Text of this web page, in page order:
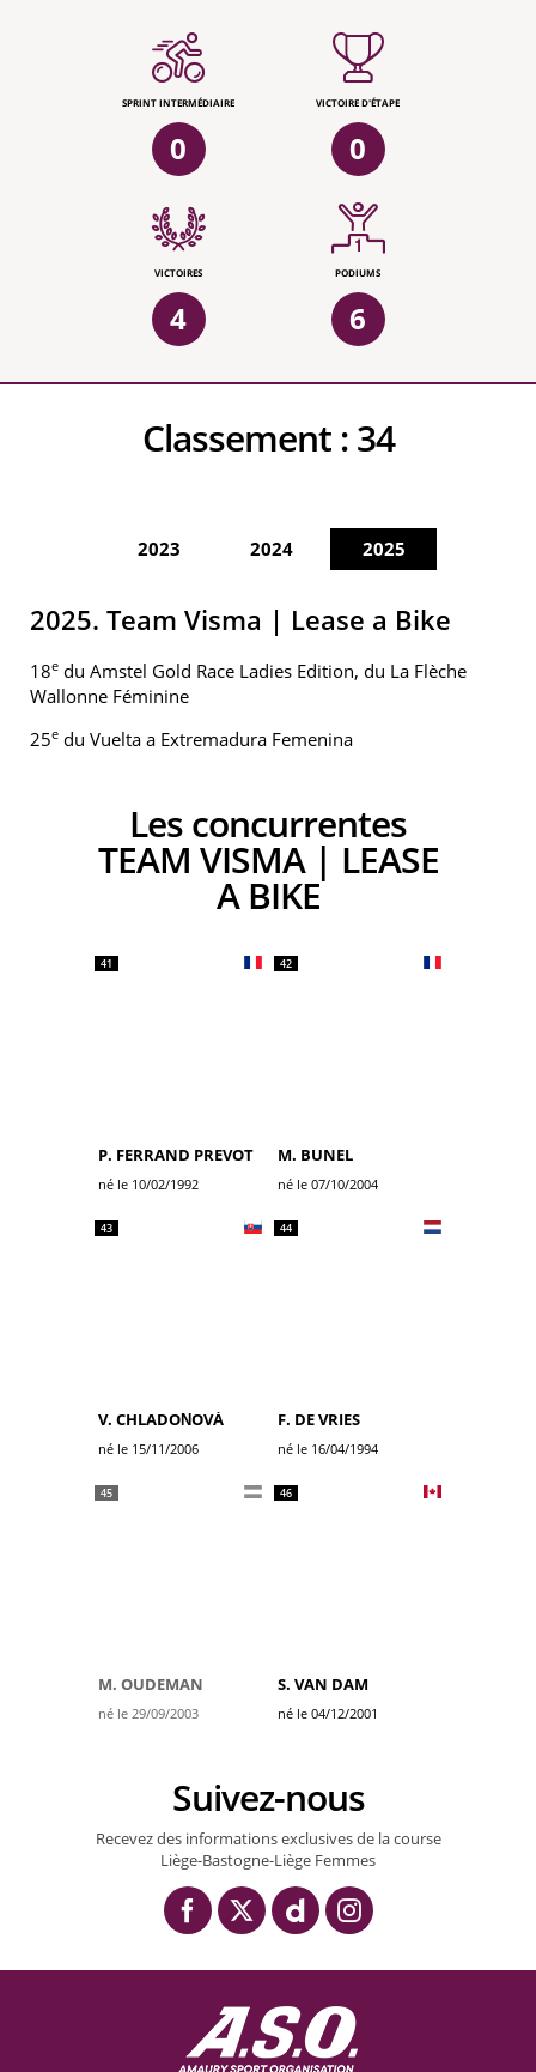
SPRINT INTERMÉDIAIRE
0
VICTOIRE D'ÉTAPE
0
VICTOIRES
4
PODIUMS
6
Classement :34
2023 2024 2025
2025. Team Visma | Lease a Bike
18e du Amstel Gold Race Ladies Edition, du La Flèche
Wallonne Féminine
25e du Vuelta a Extremadura Femenina
Les concurrentes
TEAM VISMA | LEASE
A BIKE
41
P. FERRAND PREVOT
né le 10/02/1992
42
M. BUNEL
né le 07/10/2004
43
V. CHLADOŇOVÁ
né le 15/11/2006
44
F. DE VRIES
né le 16/04/1994
45
M. OUDEMAN
né le 29/09/2003
46
S. VAN DAM
né le 04/12/2001
Suivez-nous
Recevez des informations exclusives de la course
Liège-Bastogne-Liège Femmes